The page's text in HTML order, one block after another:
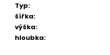
Typ:
šířka:
výška:
hloubka: